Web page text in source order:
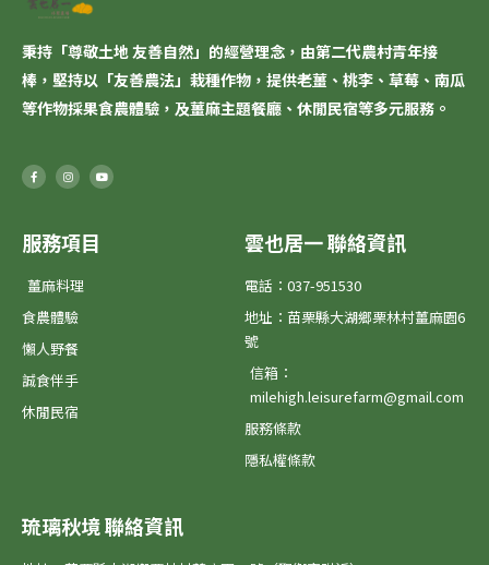
秉持「尊敬土地 友善自然」的經營理念，由第二代農村青年接
棒，堅持以「友善農法」栽種作物，提供老薑、桃李、草莓、南瓜
等作物採果食農體驗，及薑麻主題餐廳、休閒民宿等多元服務。
F
a
c
o
k
-
I
n
s
r
a
m
Y
o
u
服務項目
薑麻料理
食農體驗
懶人野餐
誠食伴手
休閒民宿
雲也居一 聯絡資訊
電話：037-951530
地址：苗栗縣大湖鄉栗林村薑麻園6
號
信箱：
milehigh.leisurefarm@gmail.com
服務條款
隱私權條款
琉璃秋境 聯絡資訊